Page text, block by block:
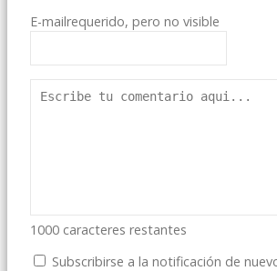
E-mailrequerido, pero no visible
1000 caracteres restantes
Subscribirse a la notificación de